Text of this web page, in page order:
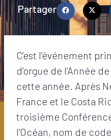
Partager
C’est l’événement
d’orgue de l’Année
cette année. Après
France et le Costa
troisième
l’Océan, nom de